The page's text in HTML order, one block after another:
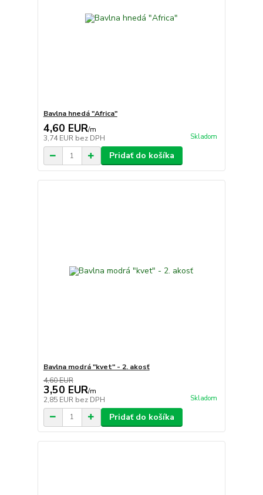
Bavlna hnedá "Africa"
4,60 EUR/m
3,74 EUR bez DPH Skladom
Pridať do košíka
Bavlna modrá "kvet" - 2. akosť
4,60 EUR
3,50 EUR/m
2,85 EUR bez DPH Skladom
Pridať do košíka